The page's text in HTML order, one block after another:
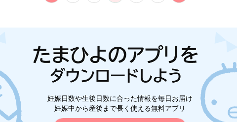
妊娠日数や生後日数に合った情報を毎日お届け
妊娠中から産後まで長く使える無料アプリ